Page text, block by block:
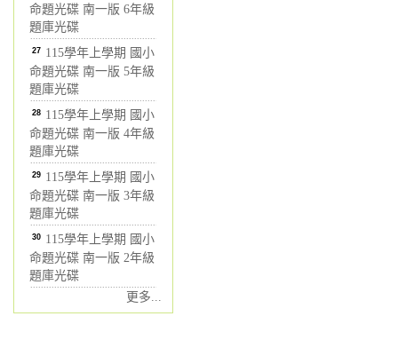
命題光碟 南一版 6年級
題庫光碟
27 115學年上學期 國小
命題光碟 南一版 5年級
題庫光碟
28 115學年上學期 國小
命題光碟 南一版 4年級
題庫光碟
29 115學年上學期 國小
命題光碟 南一版 3年級
題庫光碟
30 115學年上學期 國小
命題光碟 南一版 2年級
題庫光碟
更多...